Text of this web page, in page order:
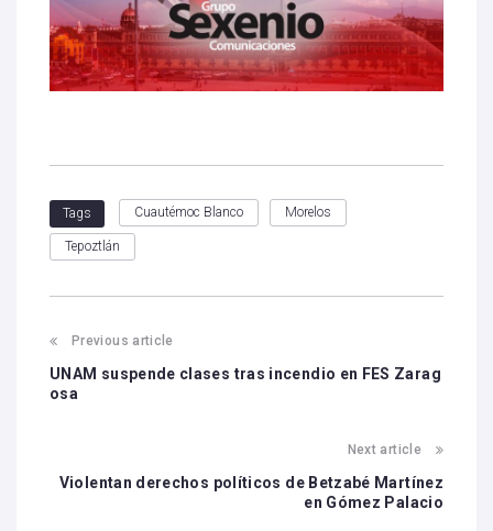
Tags Cuautémoc Blanco Morelos
Tepoztlán
Previous article
UNAM suspende clases tras incendio en FES Zarag
osa
Next article
Violentan derechos políticos de Betzabé Martínez
en Gómez Palacio